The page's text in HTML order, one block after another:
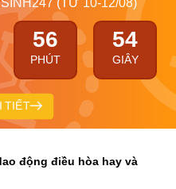
(TỪ 10-12/08)
56
PHÚT
53
GIÂY
TIẾT
động điều hòa hay và